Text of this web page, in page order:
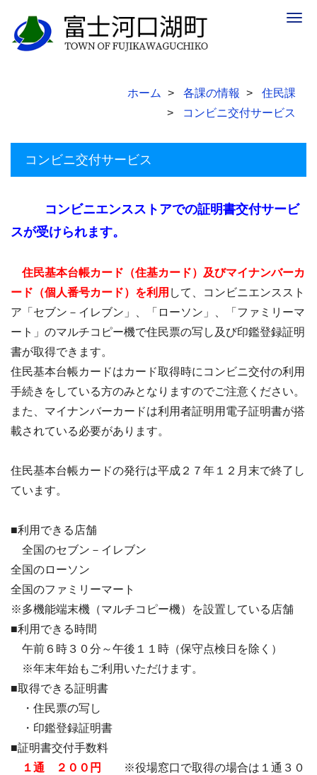
ホーム 各課の情報
住民課
コンビニ交付サービス
コンビニ交付サービス
コンビニエンスストアでの証明書交付サービ
スが受けられます。
住民基本台帳カード（住基カード）及びマイナンバーカ
ード（個人番号カード）を利用 して、コンビニエンススト
ア「セブン－イレブン」、「ローソン」、「ファミリーマ
ート」のマルチコピー機で住民票の写し及び印鑑登録証明
書が取得できます。
住民基本台帳カードはカード取得時にコンビニ交付の利用
手続きをしている方のみとなりますのでご注意ください。
また、マイナンバーカードは利用者証明用電子証明書が搭
載されている必要があります。
住民基本台帳カードの発行は平成２７年１２月末で終了し
ています。
■利用できる店舗
全国のセブン－イレブン
全国のローソン
全国のファミリーマート
※多機能端末機（マルチコピー機）を設置している店舗
■利用できる時間
午前６時３０分～午後１１時（保守点検日を除く）
※年末年始もご利用いただけます。
■取得できる証明書
・住民票の写し
・印鑑登録証明書
■証明書交付手数料
１通 ２００円
※役場窓口で取得の場合は１通３０